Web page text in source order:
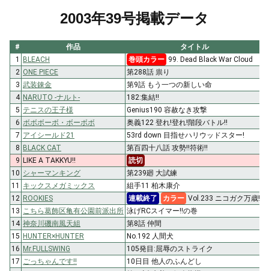
2003年39号掲載データ
# 作品
タイトル
1 BLEACH 巻頭カラー 99. Dead Black War Cloud
2 ONE PIECE
第288話 祟り
3 武装錬金
第9話 もう一つの新しい命
4 NARUTO -ナルト-
182:集結!!
5 テニスの王子様
Genius190 容赦なき攻撃
6 ボボボーボ・ボーボボ
奥義122 登れ!登れ!階段バトル!!
7 アイシールド21
53rd down 目指せハリウッドスター!
8 BLACK CAT
第百四十八話 攻勢!!符術!!
9 LIKE A TAKKYU!!
読切
10 シャーマンキング
第239廻 大試練
11
キックスメガミックス
組手11 柏木康介
12 ROOKIES 連載終了 カラー Vol.233 ニコガク万歳!!
13
こちら葛飾区亀有公園前派出所 泳げRCスイマー!!の巻
14 神奈川磯南風天組
第8話 仲間
15 HUNTER×HUNTER
No.192 人間犬
16 Mr.FULLSWING
105発目:屈辱のストライク
17
ごっちゃんです!!
10日目 他人のふんどし